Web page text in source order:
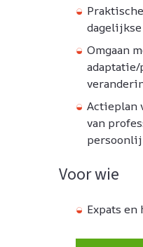
Omgaan
Actieplan
van
Voor wie
Expats